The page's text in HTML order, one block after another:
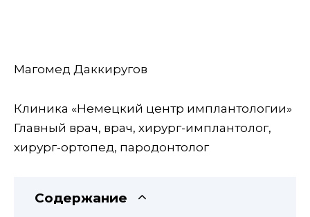
Магомед Даккиругов
Клиника «Немецкий центр имплантологии»
Главный врач, врач, хирург-имплантолог,
хирург-ортопед, пародонтолог
Содержание